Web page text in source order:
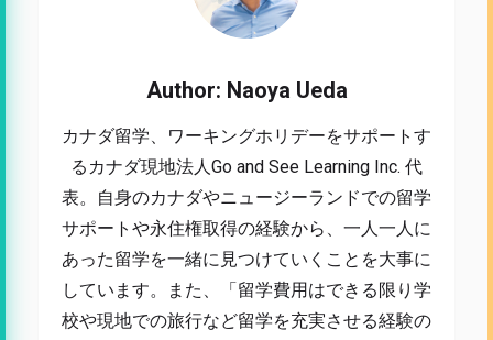
Author: Naoya Ueda
カナダ留学、ワーキングホリデーをサポートす
るカナダ現地法人Go and See Learning Inc. 代
表。自身のカナダやニュージーランドでの留学
サポートや永住権取得の経験から、一人一人に
あった留学を一緒に見つけていくことを大事に
しています。また、「留学費用はできる限り学
校や現地での旅行など留学を充実させる経験の